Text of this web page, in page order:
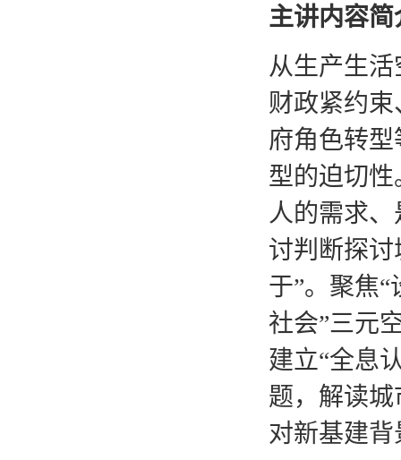
主讲内容简
从生产生
财政紧约
府角色转
型的迫切
人的需求
讨判断探
于”。聚焦“
社会”三元
建立“全息
题，解读
对新基建